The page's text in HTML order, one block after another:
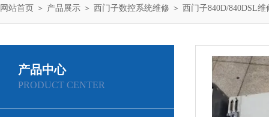
网站首页 ＞ 产品展示 ＞ 西门子数控系统维修 ＞ 西门子840D/840DSL维
产品中心
PRODUCT CENTER